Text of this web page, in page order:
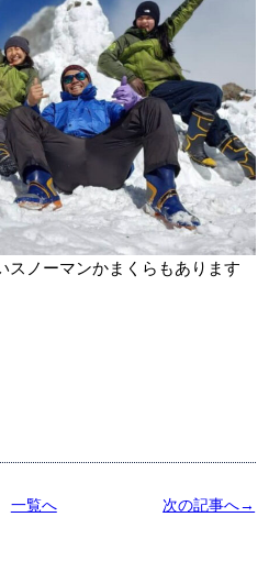
スノーマンかまくらもあります
一覧へ 次の記事へ→